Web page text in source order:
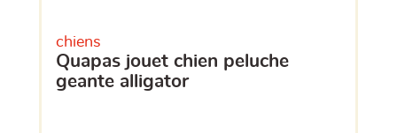
chiens
quapas jouet chien peluche
geante alligator